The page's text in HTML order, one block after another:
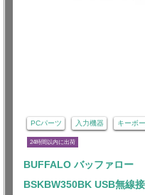
PCパーツ 入力機器 キーボ
24時間以内に出荷
BUFFALO バッファロー
BSKBW350BK USB無線